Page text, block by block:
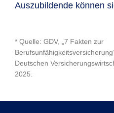
Auszubildende können
* Quelle: GDV, „7 Fakten zur
Deutschen
2025.